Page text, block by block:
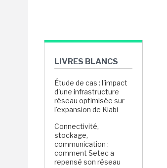
LIVRES BLANCS
Étude de cas : l'impact
d'une infrastructure
réseau optimisée sur
l'expansion de Kiabi
Connectivité,
stockage,
communication :
comment Setec a
repensé son réseau